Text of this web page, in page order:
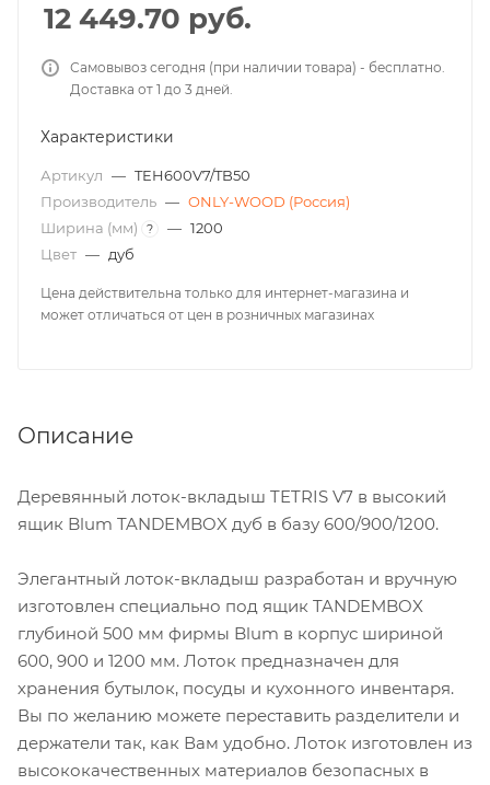
12 449.70 руб.
Самовывоз сегодня (при наличии товара) - бесплатно.
Доставка от 1 до 3 дней.
Характеристики
Артикул — TEH600V7/TB50
Производитель — ONLY-WOOD (Россия)
Ширина (мм)
? — 1200
Цвет — дуб
Цена действительна только для интернет-магазина и
может отличаться от цен в розничных магазинах
Описание
Деревянный лоток-вкладыш TETRIS V7 в высокий
ящик Blum TANDEMBOX дуб в базу 600/900/1200.
Элегантный лоток-вкладыш разработан и вручную
изготовлен специально под ящик TANDEMBOX
глубиной 500 мм фирмы Blum в корпус шириной
600, 900 и 1200 мм. Лоток предназначен для
хранения бутылок, посуды и кухонного инвентаря.
Вы по желанию можете переставить разделители и
держатели так, как Вам удобно. Лоток изготовлен из
высококачественных материалов безопасных в